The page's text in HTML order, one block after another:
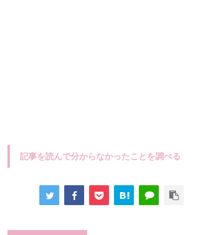
記事を読んで分からなかったことを調べる